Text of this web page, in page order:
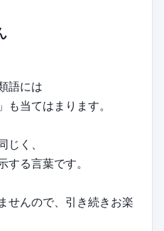
語には
も当てはまります。
じく、
する言葉です。
せんので、引き続きお楽